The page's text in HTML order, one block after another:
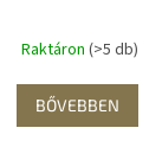
Raktáron (>5 db)
BŐVEBBEN